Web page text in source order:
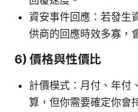
資安事件回應：若發生
供商的回應時效多寡，
6) 價格與性價比
計價模式：月付、年付
算，但你需要確定你會